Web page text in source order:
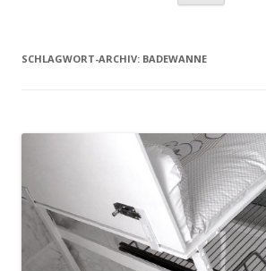
springen
SCHLAGWORT-ARCHIV: BADEWANNE